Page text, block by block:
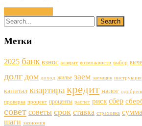
Метки
2025 банк взнос возврат возможности выбор
долг дом доход жилье заем заемщик инструкция
капитал квартира кредит налог
проверка процент проценты расчет риск сбер
совет советы срок ставка страховка сумма
шаги экономия